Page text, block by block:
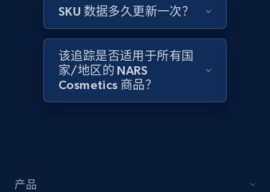
Home Depot US - Discover products by
SKU 数据多久更新一次？
该追踪是否适用于所有国
家/地区的 NARS
Cosmetics 商品？
产品